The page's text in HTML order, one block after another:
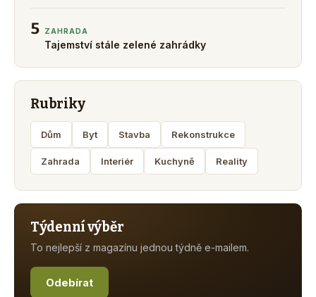
5 ZAHRADA
Tajemství stále zelené zahrádky
Rubriky
Dům Byt Stavba Rekonstrukce
Zahrada Interiér Kuchyně Reality
Týdenní výběr
To nejlepší z magazínu jednou týdně e-mailem.
Odebírat